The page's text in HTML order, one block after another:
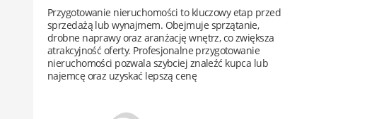
Przygotowanie nieruchomości to kluczowy etap przed
sprzedażą lub wynajmem. Obejmuje sprzątanie,
drobne naprawy oraz aranżację wnętrz, co zwiększa
atrakcyjność oferty. Profesjonalne przygotowanie
nieruchomości pozwala szybciej znaleźć kupca lub
najemcę oraz uzyskać lepszą cenę